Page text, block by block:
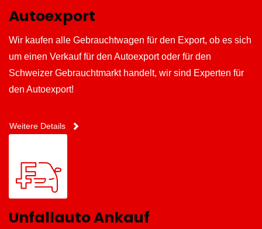
Autoexport
Wir kaufen alle Gebrauchtwagen für den Export, ob es sich
um einen Verkauf für den Autoexport oder für den
Schweizer Gebrauchtmarkt handelt, wir sind Experten für
den Autoexport!
Weitere Details
Unfallauto Ankauf